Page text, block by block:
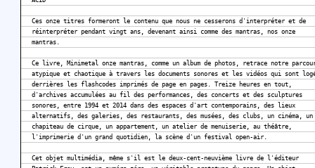
Ces onze titres formeront le contenu que nous ne cesserons d'interpréter et de
réinterpréter pendant vingt ans, devenant ainsi comme des mantras, nos onze
mantras.
Ce livre, Minimetal onze mantras, comme un album de photos, retrace notre
atypique et chaotique à travers les documents sonores et les vidéos qui sont
derrières les flashcodes imprimés de page en pages. Treize heures en tout,
d'archives accumulées au fil des performances, des concerts et des sculptures
sonores, entre 1994 et 2014 dans des espaces d'art contemporains, des lieux
alternatifs, des galeries, des restaurants, des musées, des clubs, un cinéma, un
chapiteau de cirque, un appartement, un atelier de menuiserie, au théâtre,
l'imprimerie d'un grand quotidien, la scène d'un festival open-air.
Cet objet multimédia, même s'il est le deux-cent-neuvième livre de l'éditeur